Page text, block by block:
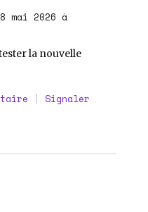
mai 2026 à
la nouvelle
| Signaler